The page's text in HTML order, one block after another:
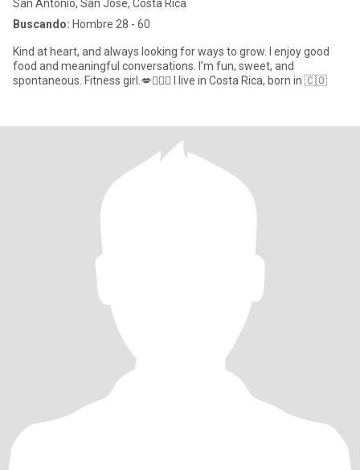
San Antonio, San José, Costa Rica
Buscando: Hombre 28 - 60
Kind at heart, and always looking for ways to grow. I enjoy good
food and meaningful conversations. I’m fun, sweet, and
spontaneous. Fitness girl.💋🏋🏼‍♀️ I live in Costa Rica, born in 🇨🇴